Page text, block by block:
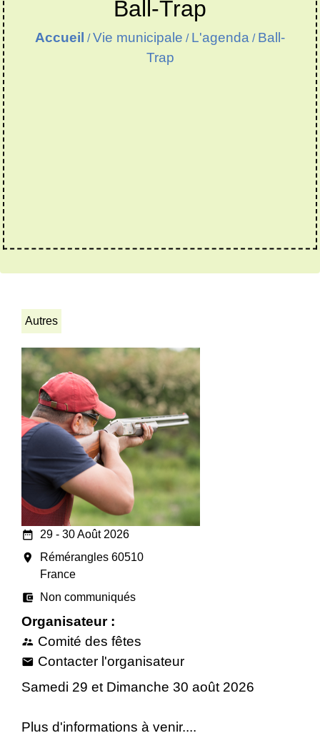
Ball-Trap
Accueil /Vie municipale / L'agenda / Ball-
Trap
Autres
date_range 29 - 30 Août 2026
room
Rémérangles 60510
France
account_balance_wallet Non communiqués
Organisateur :
supervisor_account Comité des fêtes
email Contacter l'organisateur
Samedi 29 et Dimanche 30 août 2026
Plus d'informations à venir....